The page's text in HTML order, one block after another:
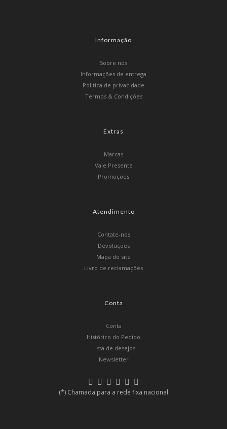
Informação
Sobre nós
Informações de entrega
Politica de privacidade
Termos & Condições
Extras
Marcas
Vale Presente
Promoções
Atendimento
Contate-nos
Devoluções
Mapa do site
Livro de reclamações
Conta
Conta
Histórico do Pedido
Lista de desejos
Newsletter
(*) Chamada para a rede fixa nacional